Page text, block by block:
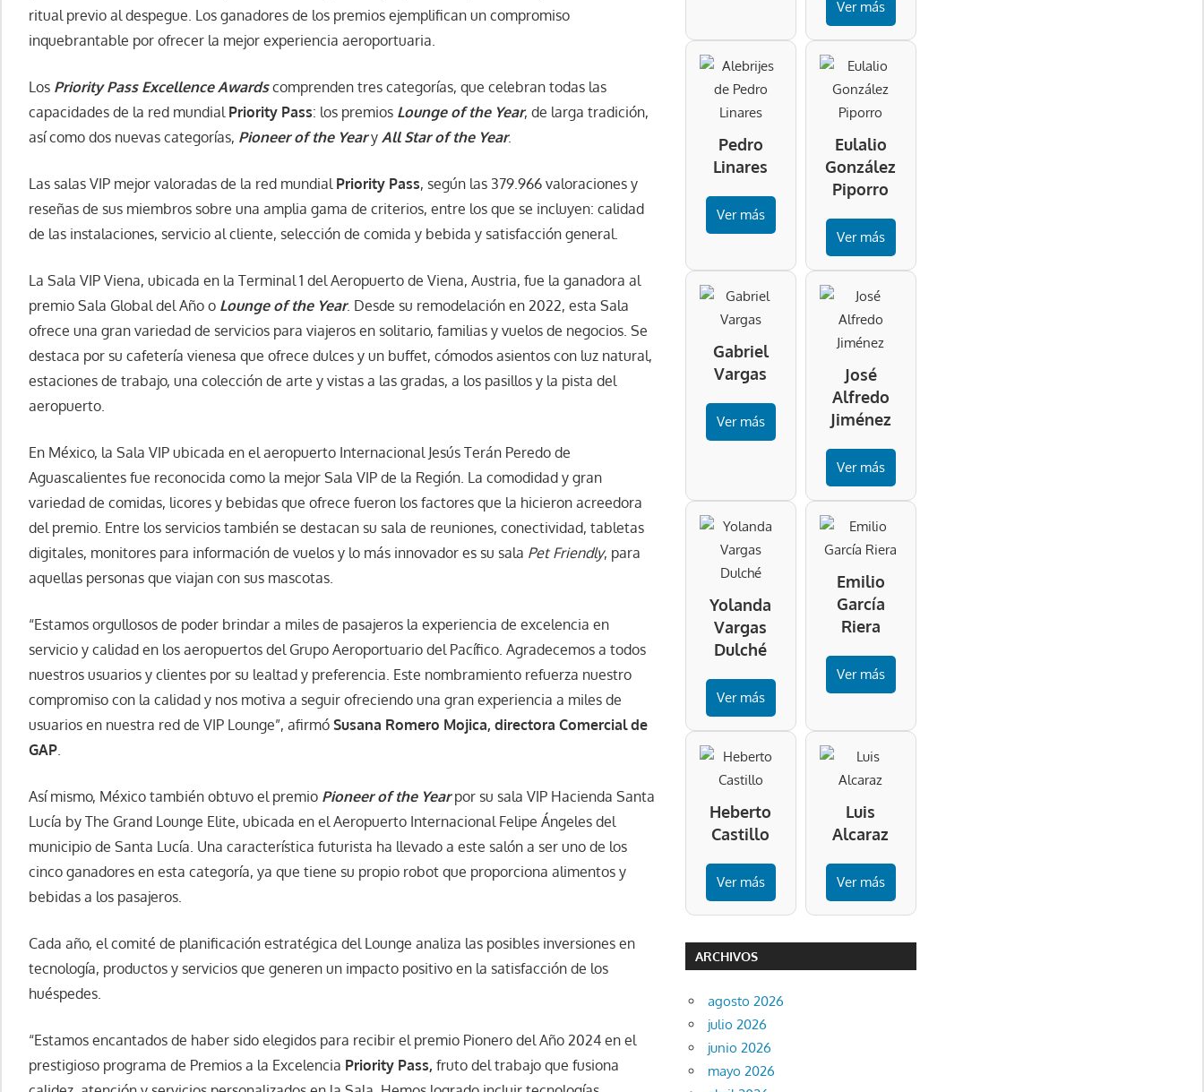
ritual previo al despegue. Los ganadores de los premios ejemplifican un compromiso
inquebrantable por ofrecer la mejor experiencia aeroportuaria.
Los Priority Pass Excellence Awardscomprenden tres categorías, que celebran todas las
capacidades de la red mundial Priority Pass: los premios Lounge of the Year, de larga tradición,
así como dos nuevas categorías, Pioneer of the Yeary All Star of the Year.
Las salas VIP mejor valoradas de la red mundial Priority Pass, según las 379.966 valoraciones y
reseñas de sus miembros sobre una amplia gama de criterios, entre los que se incluyen: calidad
de las instalaciones, servicio al cliente, selección de comida y bebida y satisfacción general.
La Sala VIP Viena, ubicada en la Terminal 1 del Aeropuerto de Viena, Austria, fue la ganadora al
premio Sala Global del Año o Lounge of the Year. Desde su remodelación en 2022, esta Sala
ofrece una gran variedad de servicios para viajeros en solitario, familias y vuelos de negocios. Se
destaca por su cafetería vienesa que ofrece dulces y un buffet, cómodos asientos con luz natural,
estaciones de trabajo, una colección de arte y vistas a las gradas, a los pasillos y la pista del
aeropuerto.
En México, la Sala VIP ubicada en el aeropuerto Internacional Jesús Terán Peredo de
Aguascalientes fue reconocida como la mejor Sala VIP de la Región. La comodidad y gran
variedad de comidas, licores y bebidas que ofrece fueron los factores que la hicieron acreedora
del premio. Entre los servicios también se destacan su sala de reuniones, conectividad, tabletas
digitales, monitores para información de vuelos y lo más innovador es su sala Pet Friendly, para
aquellas personas que viajan con sus mascotas.
“Estamos orgullosos de poder brindar a miles de pasajeros la experiencia de excelencia en
servicio y calidad en los aeropuertos del Grupo Aeroportuario del Pacífico. Agradecemos a todos
nuestros usuarios y clientes por su lealtad y preferencia. Este nombramiento refuerza nuestro
compromiso con la calidad y nos motiva a seguir ofreciendo una gran experiencia a miles de
usuarios en nuestra red de VIP Lounge”, afirmó Susana Romero Mojica, directora Comercial de
GAP.
Así mismo, México también obtuvo el premio Pioneer of the Yearpor su sala VIP Hacienda Santa
Lucía by The Grand Lounge Elite, ubicada en el Aeropuerto Internacional Felipe Ángeles del
municipio de Santa Lucía. Una característica futurista ha llevado a este salón a ser uno de los
cinco ganadores en esta categoría, ya que tiene su propio robot que proporciona alimentos y
bebidas a los pasajeros.
Cada año, el comité de planificación estratégica del Lounge analiza las posibles inversiones en
tecnología, productos y servicios que generen un impacto positivo en la satisfacción de los
huéspedes.
“Estamos encantados de haber sido elegidos para recibir el premio Pionero del Año 2024 en el
prestigioso programa de Premios a la Excelencia Priority Pass, fruto del trabajo que fusiona
Ver más
Pedro
Linares
Ver más
Eulalio
González
Piporro
Ver más
Gabriel
Vargas
Ver más
José
Alfredo
Jiménez
Ver más
Yolanda
Vargas
Dulché
Ver más
Emilio
García
Riera
Ver más
Heberto
Castillo
Ver más
Luis
Alcaraz
Ver más
ARCHIVOS
agosto 2026
julio 2026
junio 2026
mayo 2026